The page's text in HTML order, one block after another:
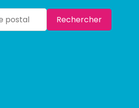
Rechercher